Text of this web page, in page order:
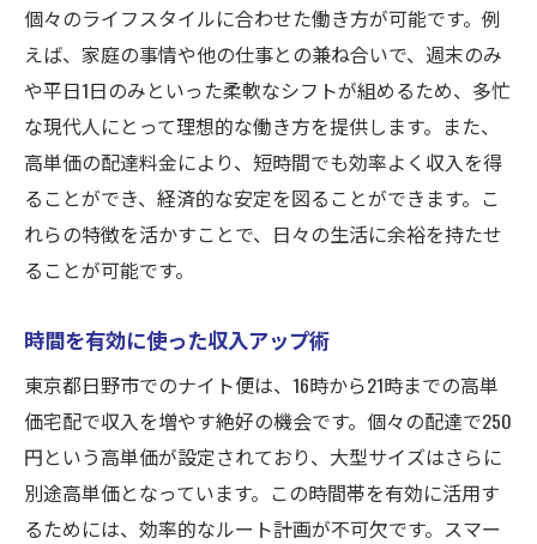
個々のライフスタイルに合わせた働き方が可能です。例
えば、家庭の事情や他の仕事との兼ね合いで、週末のみ
や平日1日のみといった柔軟なシフトが組めるため、多忙
な現代人にとって理想的な働き方を提供します。また、
高単価の配達料金により、短時間でも効率よく収入を得
ることができ、経済的な安定を図ることができます。こ
れらの特徴を活かすことで、日々の生活に余裕を持たせ
ることが可能です。
時間を有効に使った収入アップ術
東京都日野市でのナイト便は、16時から21時までの高単
価宅配で収入を増やす絶好の機会です。個々の配達で250
円という高単価が設定されており、大型サイズはさらに
別途高単価となっています。この時間帯を有効に活用す
るためには、効率的なルート計画が不可欠です。スマー